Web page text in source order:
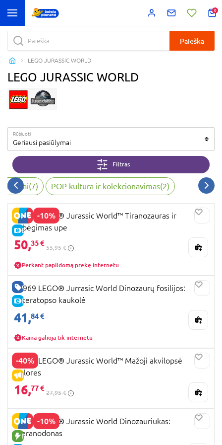
0
Paieška
LEGO JURASSIC WORLD
LEGO JURASSIC WORLD
Rūšiuoti
Geriausi pasiūlymai
Filtras
(7) POP kultūra ir kolekcionavimas(2)
-10%
E-KAINA
76975 LEGO® Jurassic World™ Tiranozauras ir
pabėgimas upe
50,35 €
55,95 €
Perkant papildomą prekę internetu
GERA KAINA
E-KAINA
76969 LEGO® Jurrasic World Dinozaurų fosilijos:
triceratopso kaukolė
41,84 €
Kaina galioja tik internetu
-40%
IŠPARDAVIMAS
76970 LEGO® Jurassic World™ Mažoji akvilopsė
Dolores
16,77 €
27,95 €
-10%
NAUJA PREKĖ
77977 LEGO® Jurassic World Dinozauriukas:
pteranodonas